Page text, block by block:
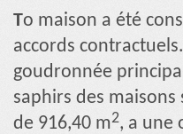
To maison a été
accords
goudronnée
saphirs des
de 916,40 m2, a une